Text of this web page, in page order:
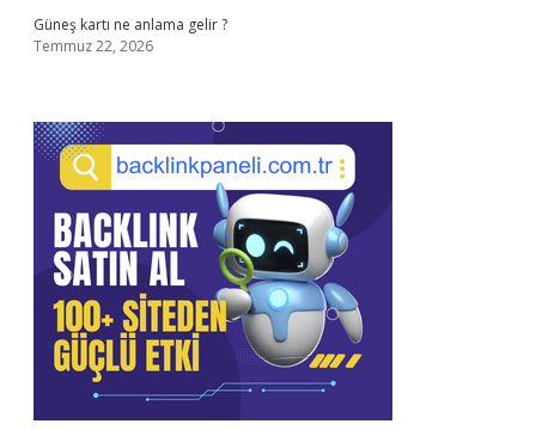
Güneş kartı ne anlama gelir ?
Temmuz 22, 2026